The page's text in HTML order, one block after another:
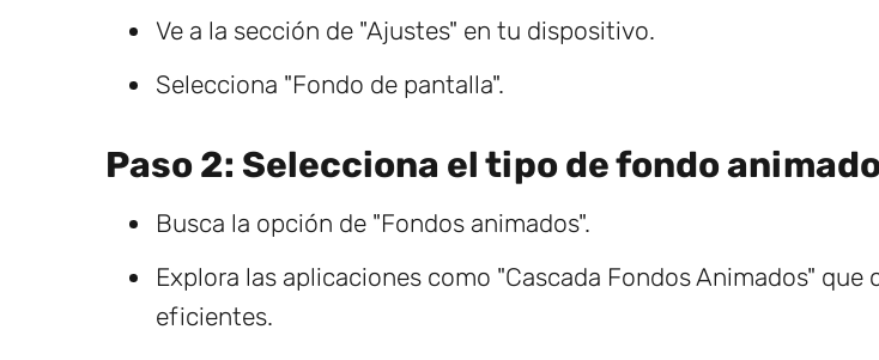
Ve a la sección de "Ajustes" en tu dispositivo.
Selecciona "Fondo de pantalla".
Paso 2: Selecciona el tipo de fondo
Busca la opción de "Fondos animados".
Explora las aplicaciones como "Cascada Fondos Animados" que
eficientes.